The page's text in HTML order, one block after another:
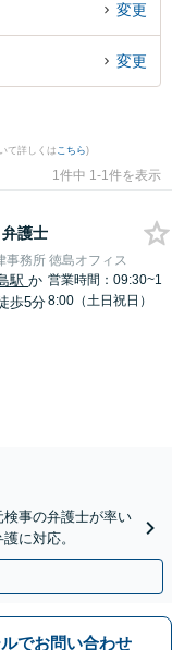
くの弁護士を検索した
る徳島県内の弁護士に相
す。
変更
変更
て詳しくはこちら)
1件中 1-1件を表示
弁護士
事務所 徳島オフィス
駅か
歩5分
営業時間：09:30~1
8:00（土日祝日）
検事の弁護士が率い
に対応。
ルでお問い合わせ